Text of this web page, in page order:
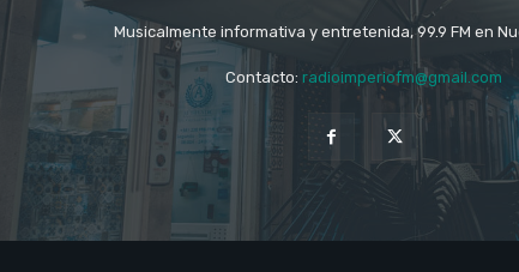
Musicalmente informativa y entretenida, 99.9 FM en
Contacto: radioimperiofm@gmail.com